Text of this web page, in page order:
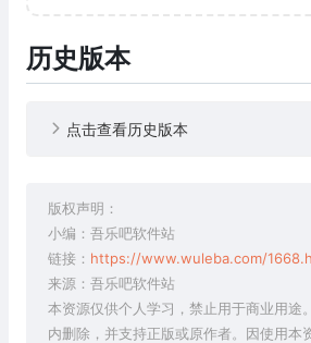
历史版本
点击查看历史版本
版权声明：
小编：吾乐吧软件站
链接： https://www.wuleba.com/
来源：吾乐吧软件站
本资源仅供个人学习，禁止用于商业用途
内删除，并支持正版或原作者。因使用本